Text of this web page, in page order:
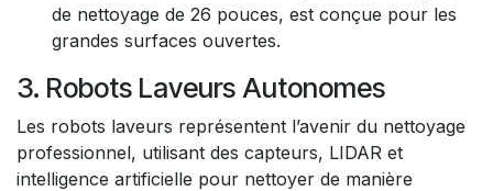
de nettoyage de 26 pouces, est conçue pour les
grandes surfaces ouvertes.
3. Robots Laveurs Autonomes
Les robots laveurs représentent l’avenir du nettoyage
professionnel, utilisant des capteurs, LIDAR et
intelligence artificielle pour nettoyer de manière